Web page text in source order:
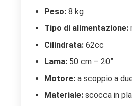
Peso: 8 kg
Tipo di alimentazione:
Cilindrata: 62cc
Lama: 50 cm – 20”
Motore: a scoppio a
Materiale: scocca in